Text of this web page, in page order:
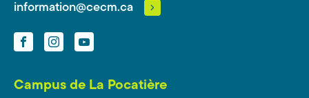
information@cecm.ca
FacebookInstagramYouTube
Campus de La Pocatière